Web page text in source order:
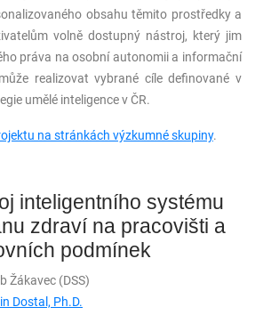
obsahu těmito prostředky a
volně dostupný nástroj, který jim
práva na osobní autonomii a informační
realizovat vybrané cíle definované v
umělé inteligence v ČR.
na stránkách výzkumné skupiny.
inteligentního systému
zdraví na pracovišti a
podmínek
Žákavec (DSS)
Dostal, Ph.D.